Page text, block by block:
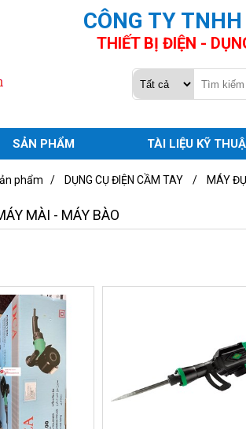
CÔNG TY
THIẾT BỊ ĐIỆN -
SẢN PHẨM TÀI LIỆU KỸ
phẩm / DỤNG CỤ ĐIỆN CẦM TAY / MÁY
MÀI - MÁY BÀO